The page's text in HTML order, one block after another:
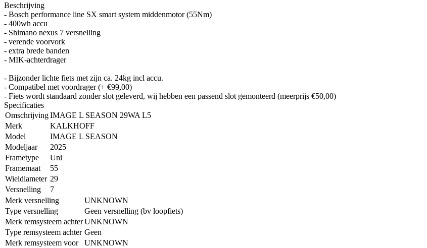
Beschrijving
- Bosch performance line SX smart system middenmotor (55Nm)
- 400wh accu
- Shimano nexus 7 versnelling
- verende voorvork
- extra brede banden
- MIK-achterdrager
- Bijzonder lichte fiets met zijn ca. 24kg incl accu.
- Compatibel met voordrager (+ €99,00)
- Fiets wordt standaard zonder slot geleverd, wij hebben een passend slot gemonteerd (meerprijs €50,00)
Specificaties
OmschrijvingIMAGE L SEASON 29WA L5
Merk
KALKHOFF
Model
IMAGE L SEASON
Modeljaar
2025
Frametype
Uni
Framemaat
55
Wieldiameter 29
Versnelling
7
Merk versnelling
UNKNOWN
Type versnelling
Geen versnelling (bv loopfiets)
Merk remsysteem achterUNKNOWN
Type remsysteem achter Geen
Merk remsysteem voor
UNKNOWN